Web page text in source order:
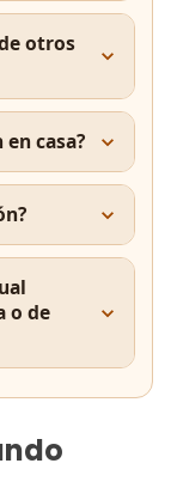
otros
casa?
o de